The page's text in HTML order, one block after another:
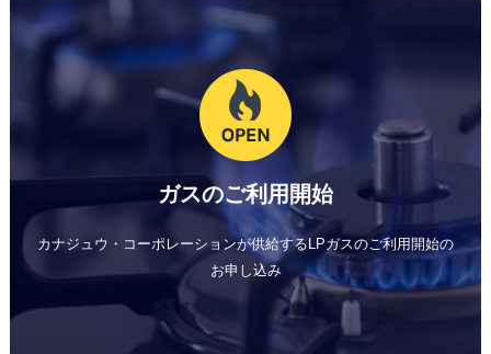
ガスのご利用開始
カナジュウ・コーポレーションが供給する LPガスのご利用開始の
お申し込み